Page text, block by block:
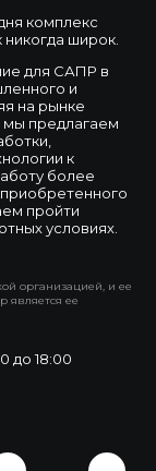
комплекс
никогда широк.
для САПР в
и
на рынке
предлагаем
к
более
пройти
условиях.
организацией, и ее
является ее
до 18:00